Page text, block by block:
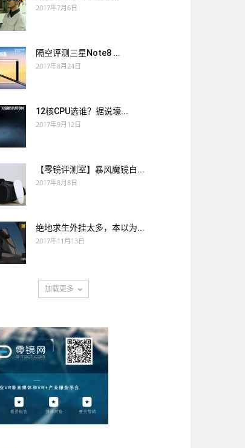
2017年7月6日
隔空评测三星Note8 ...
2017年8月24日
12核CPU选谁？据说壕...
2017年9月12日
【零镜评测室】暴风魔镜白...
2017年8月8日
绝地求生外挂太多，本以为...
2017年11月13日
加载更多